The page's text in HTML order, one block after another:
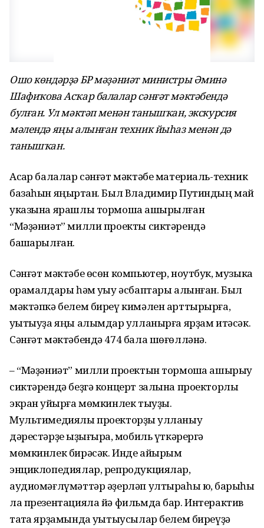
Ошо көндәрҙә БР мәҙәниәт министры Әминә
Шафиҡова Асҡар балалар сәнғәт мәктәбендә
булған. Ул мәктәп менән танышҡан, экскурсия
мәлендә яңы алынған техник йыһаз менән дә
танышҡан.
Асҡар балалар сәнғәт мәктәбе материаль-техник
базаһын яңыртҡан. Был Владимир Путиндың май
указына ярашлы тормошҡа ашырылған
“Мәҙәниәт” милли проекты сиктәрендә
башҡарылған.
Сәнғәт мәктәбе өсөн компьютер, ноутбук, музыка
ҡорамалдары һәм уҡыу әсбаптары алынған. Был
мәктәпкә белем биреү кимәлен арттырырға,
уҡытыуҙа яңы алымдар ҡулланырға ярҙам итәсәк.
Сәнғәт мәктәбендә 474 бала шөғөлләнә.
– “Мәҙәниәт” милли проектын тормошҡа ашырыу
сиктәрендә беҙгә концерт залына проекторлы
экран ҡуйырға мөмкинлек тыуҙы.
Мультимедиялы проекторҙы ҡулланыу
дәрестәрҙе ҡыҙығыраҡ, мобиль үткәрергә
мөмкинлек бирәсәк. Инде айырым
энциклопедиялар, репродукциялар,
аудиомәғлүмәттәр әҙерләп ултыраһы юҡ, барыһы
ла презентацияла йә фильмда бар. Интерактив
таҡта ярҙамында уҡытыусылар белем биреүҙә